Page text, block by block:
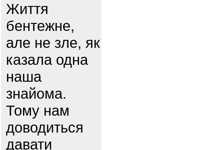
Життя
бентежне,
але не зле, як
казала одна
наша
знайома.
Тому нам
доводиться
давати